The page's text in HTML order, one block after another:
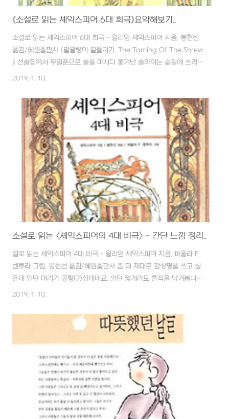
《소설로 읽는 셰익스피어 6대 희극》요약해보기..
소설로 읽는 셰익스피어 6대 희극 - 윌리엄 셰익스피어 지음, 봉현선
옮김/혜원출판사 《말괄량이 길들이기, The Taming Of The Shrew
》 선술집에서 무일푼으로 술을 마시다 쫓겨난 슬라이는 숲길에 쓰러져
잠들게 된다. 지나치던 영주는 슬라이를 발견하고 재미있는 놀이를 생
극을 하기로 한 배우 중 한 명에게 슬라이의 부인 역할을 시키고 7년 동
안 거지꼴로 떠돌아다니다 돌아온 것처럼 연극을 한다. 슬라이는 깨어
나서 그 상황에 어리둥절하게 되지만, 곧 그 부인과 자고 싶어 안달한
다. 하지만, 영주와 그 부인은 연극은 병의 쾌유에 좋다고 억지로 연극
을 관람하게 한다. 그 연극이 지금부터 이야기할 이다. 이탈리아의 패듀
어라는 곳에 ..
2019. 1. 10.
소설로 읽는 <셰익스피어의 4대 비극> - 간단 느낌 정리..
설로 읽는 셰익스피어 4대 비극 - 윌리엄 셰익스피어 지음, 파울라 F.
벤투라 그림, 봉현선 옮김/혜원출판사 좀 더 제대로 감상평을 쓰고 싶
은데 일단 머리가 공황(?)상태네요. 일단 짧게라도 흔적을 남겨봅니다.
개인적인 느낌의 단편들이라 큰 의미 없습니다. 첫 번째 비극 : 리어왕
녔지 말입니다. 그나저나 코델리어 어쩔건가요? 응?!! 두 번째 비극 : 멕
베쓰 1606년으로 추정 전장에서 그렇게 많은 사람을 죽인 멕베쓰 장
군.... 던컨 왕을 죽이고 획득한 왕관을 보유하기 위해 그는 계속 악행을
거듭하는 폭군이 된 후 늘 양심의 가책으로 괴로워했던 멕베쓰, 그리고
겉으론 강한척 하지만 정신적인 트라우마에 빠져 급기야 몽유병을 앓았
2019. 1. 10.